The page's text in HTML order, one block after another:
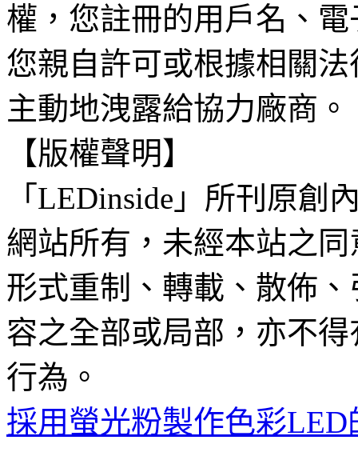
權，您註冊的用戶名、
您親自許可或根據相關
主動地洩露給協力廠商。
【版權聲明】
「LEDinside」所刊原創
網站所有，未經本站之
形式重制、轉載、散佈
容之全部或局部，亦不
行為。
採用螢光粉製作色彩LED